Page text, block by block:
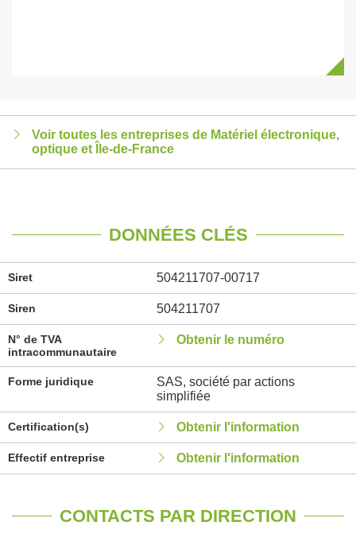
Voir toutes les entreprises de Matériel électronique,
optique et Île-de-France
DONNÉES CLÉS
Siret 504211707-00717
Siren 504211707
N° de TVA
intracommunautaire
Obtenir le numéro
Forme juridique
SAS, société par actions
simplifiée
Certification(s) Obtenir l'information
Effectif entreprise Obtenir l'information
CONTACTS PAR DIRECTION